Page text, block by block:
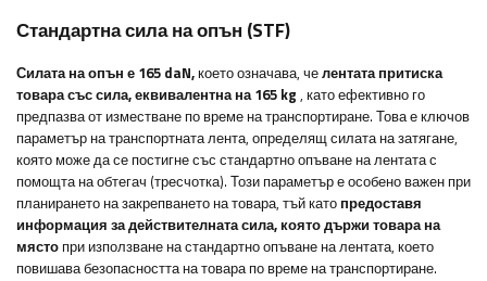
Стандартна сила на опън (STF)
Силата на опън е 165 daN,което означава, челентата притиска
товара със сила, еквивалентна на 165 kg , като ефективно го
предпазва от изместване по време на транспортиране. Това е ключов
параметър на транспортната лента, определящ силата на затягане,
която може да се постигне със стандартно опъване на лентата с
помощта на обтегач (тресчотка). Този параметър е особено важен при
планирането на закрепването на товара, тъй като предоставя
информация за действителната сила, която държи товара на
място при използване на стандартно опъване на лентата, което
повишава безопасността на товара по време на транспортиране.